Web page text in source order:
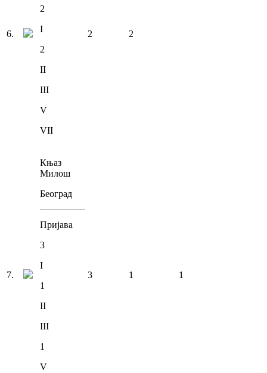
6.
2
I
2
II
III
V
VII
2 2
7.
Књаз
Милош
Београд
Пријава
3
I
1
II
III
1
V
3 1 1